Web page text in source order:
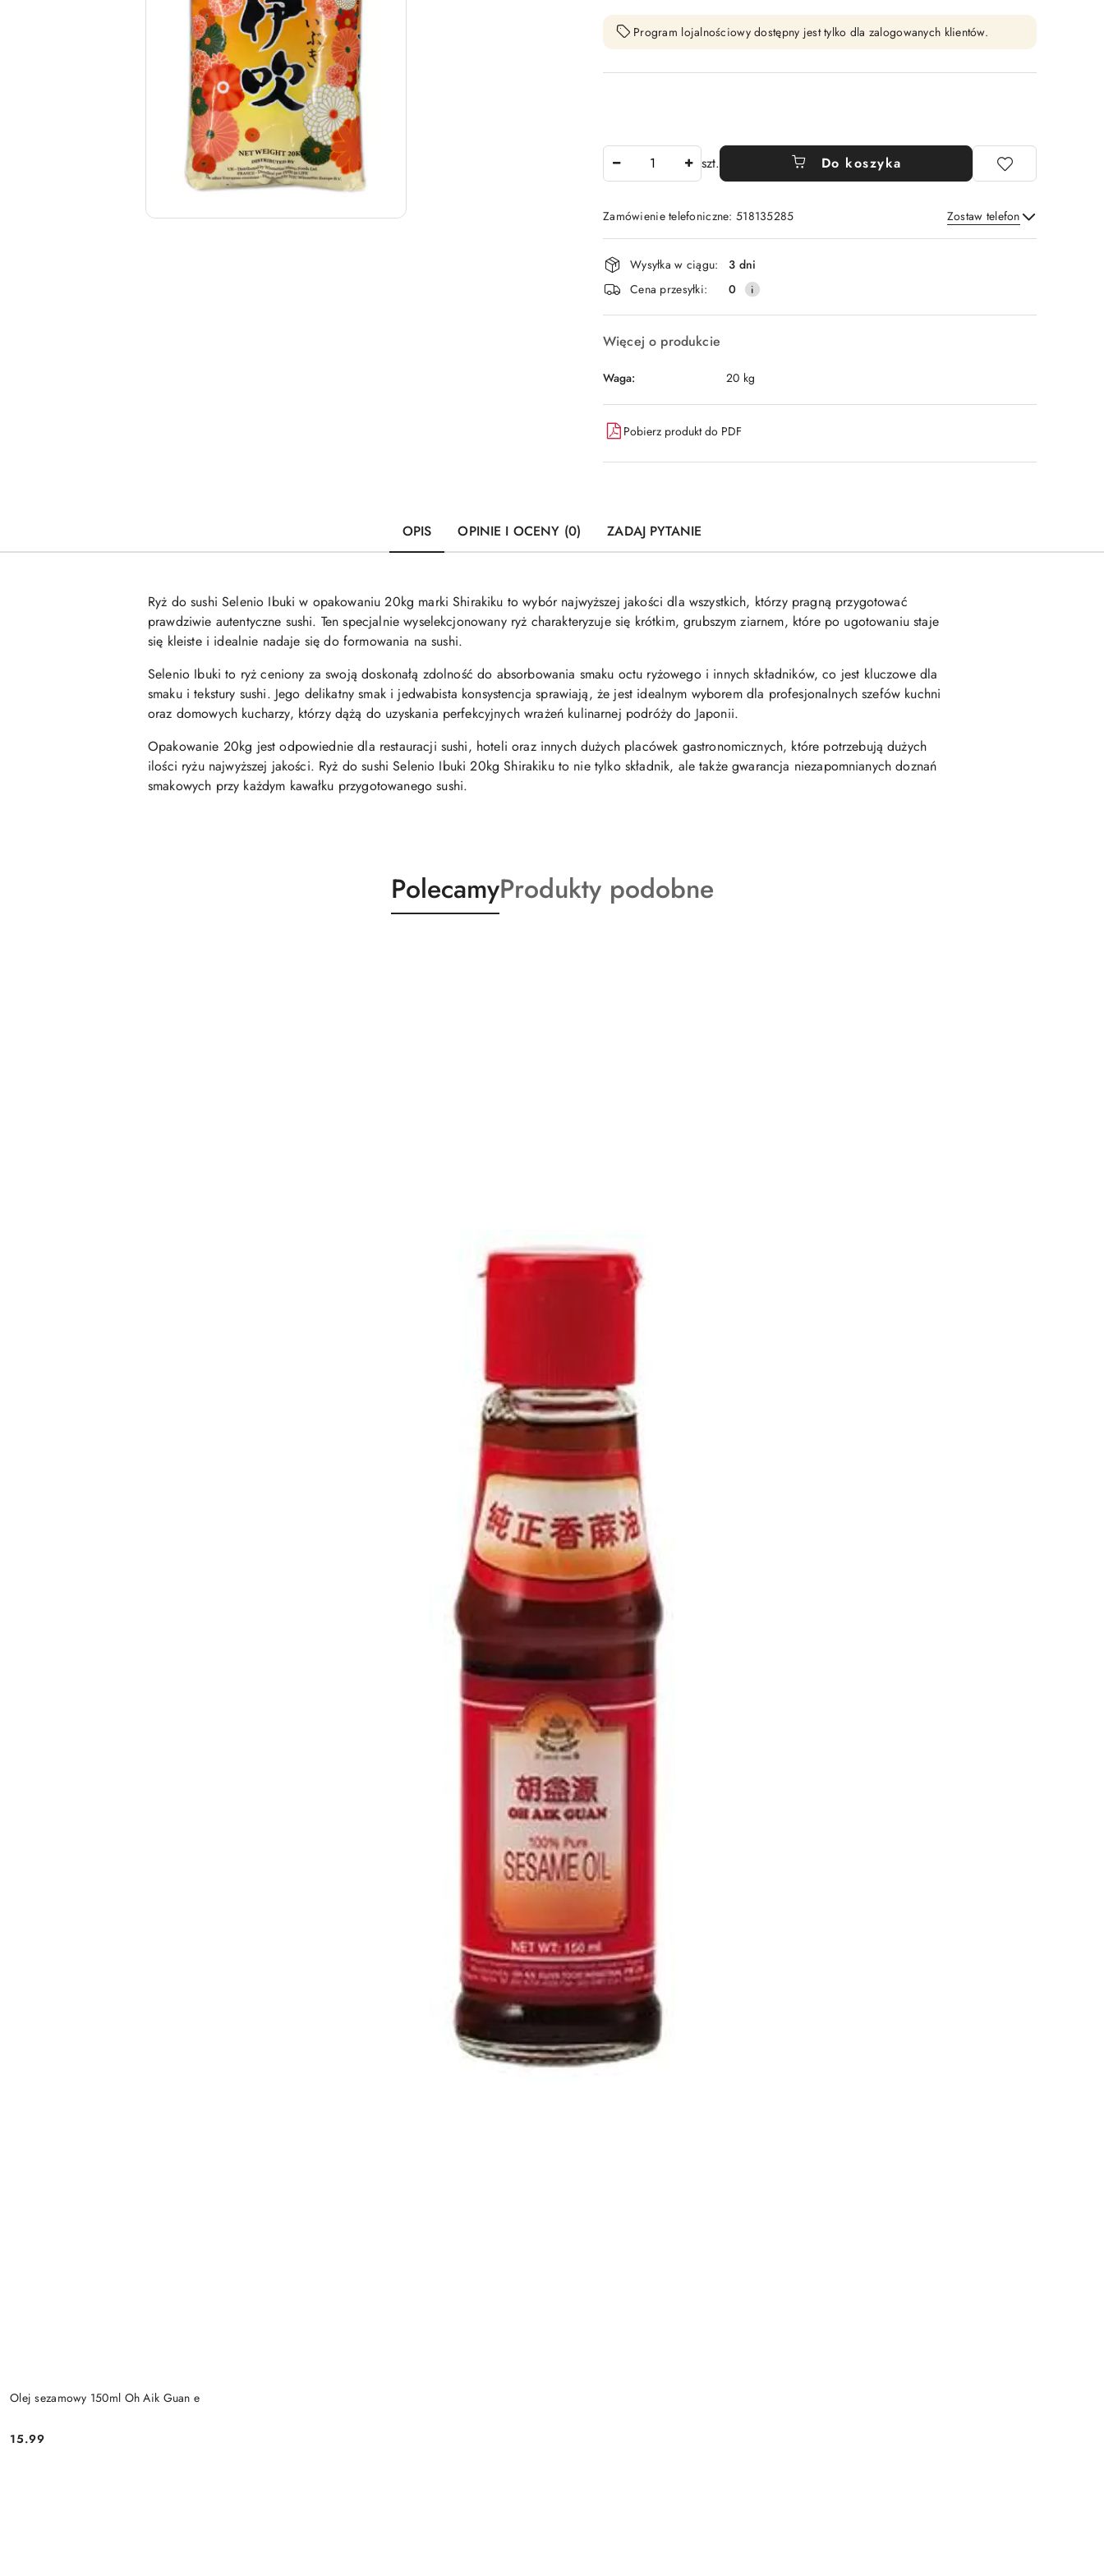
Program lojalnościowy dostępny jest tylko dla zalogowanych klientów.
szt. Do koszyka
Zamówienie telefoniczne: 518135285 Zostaw telefon
Wyślij
Dostępność
i
dostawa
Wysyłka w ciągu:
3 dni
Cena przesyłki:
0
Więcej o produkcie
Waga: 20 kg
Pobierz produkt do PDF
OPIS OPINIE I OCENY (0) ZADAJ PYTANIE
Ryż do sushi Selenio Ibuki w opakowaniu 20kg marki Shirakiku to wybór najwyższej jakości dla wszystkich, którzy pragną przygotować
prawdziwie autentyczne sushi. Ten specjalnie wyselekcjonowany ryż charakteryzuje się krótkim, grubszym ziarnem, które po ugotowaniu staje
się kleiste i idealnie nadaje się do formowania na sushi.
Selenio Ibuki to ryż ceniony za swoją doskonałą zdolność do absorbowania smaku octu ryżowego i innych składników, co jest kluczowe dla
smaku i tekstury sushi. Jego delikatny smak i jedwabista konsystencja sprawiają, że jest idealnym wyborem dla profesjonalnych szefów kuchni
oraz domowych kucharzy, którzy dążą do uzyskania perfekcyjnych wrażeń kulinarnej podróży do Japonii.
Opakowanie 20kg jest odpowiednie dla restauracji sushi, hoteli oraz innych dużych placówek gastronomicznych, które potrzebują dużych
ilości ryżu najwyższej jakości. Ryż do sushi Selenio Ibuki 20kg Shirakiku to nie tylko składnik, ale także gwarancja niezapomnianych doznań
smakowych przy każdym kawałku przygotowanego sushi.
Produkty
o
PolecamyProdukty
o
Produkty podobne
Olej sezamowy 150ml Oh Aik Guan e
Cena:
15.99